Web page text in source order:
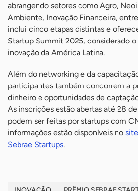
abrangendo setores como Agro,
Ambiente, Inovação Financeira,
inclui cinco etapas distintas e
Startup Summit 2025, considerado
inovação da América Latina.
Além do networking e da
participantes também concorrem a
dinheiro e oportunidades de
As inscrições estão abertas até 28
podem ser feitas por startups com
informações estão disponíveis no
Sebrae Startups.